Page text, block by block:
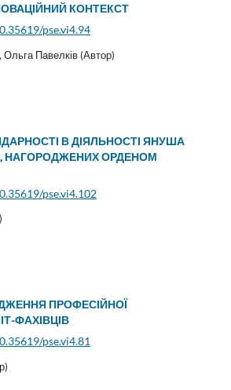
КОНТЕКСТ
pse.vi4.94
Павелків (Автор)
В ДІЯЛЬНОСТІ ЯНУША
НАГОРОДЖЕНИХ ОРДЕНОМ
pse.vi4.102
ПРОФЕСІЙНОЇ
ФАХІВЦІВ
pse.vi4.81